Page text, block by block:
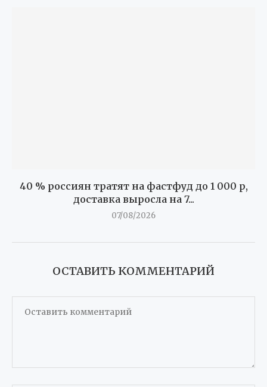
40 % россиян тратят на фастфуд до 1 000 р,
доставка выросла на 7...
07/08/2026
ОСТАВИТЬ КОММЕНТАРИЙ